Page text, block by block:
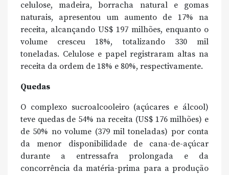
celulose, madeira, borracha natural e gomas
naturais, apresentou um aumento de 17% na
receita, alcançando US$ 197 milhões, enquanto o
volume cresceu 18%, totalizando 330 mil
toneladas. Celulose e papel registraram altas na
receita da ordem de 18% e 80%, respectivamente.
Quedas
O complexo sucroalcooleiro (açúcares e álcool)
teve quedas de 54% na receita (US$ 176 milhões) e
de 50% no volume (379 mil toneladas) por conta
da menor disponibilidade de cana-de-açúcar
durante a entressafra prolongada e da
concorrência da matéria-prima para a produção